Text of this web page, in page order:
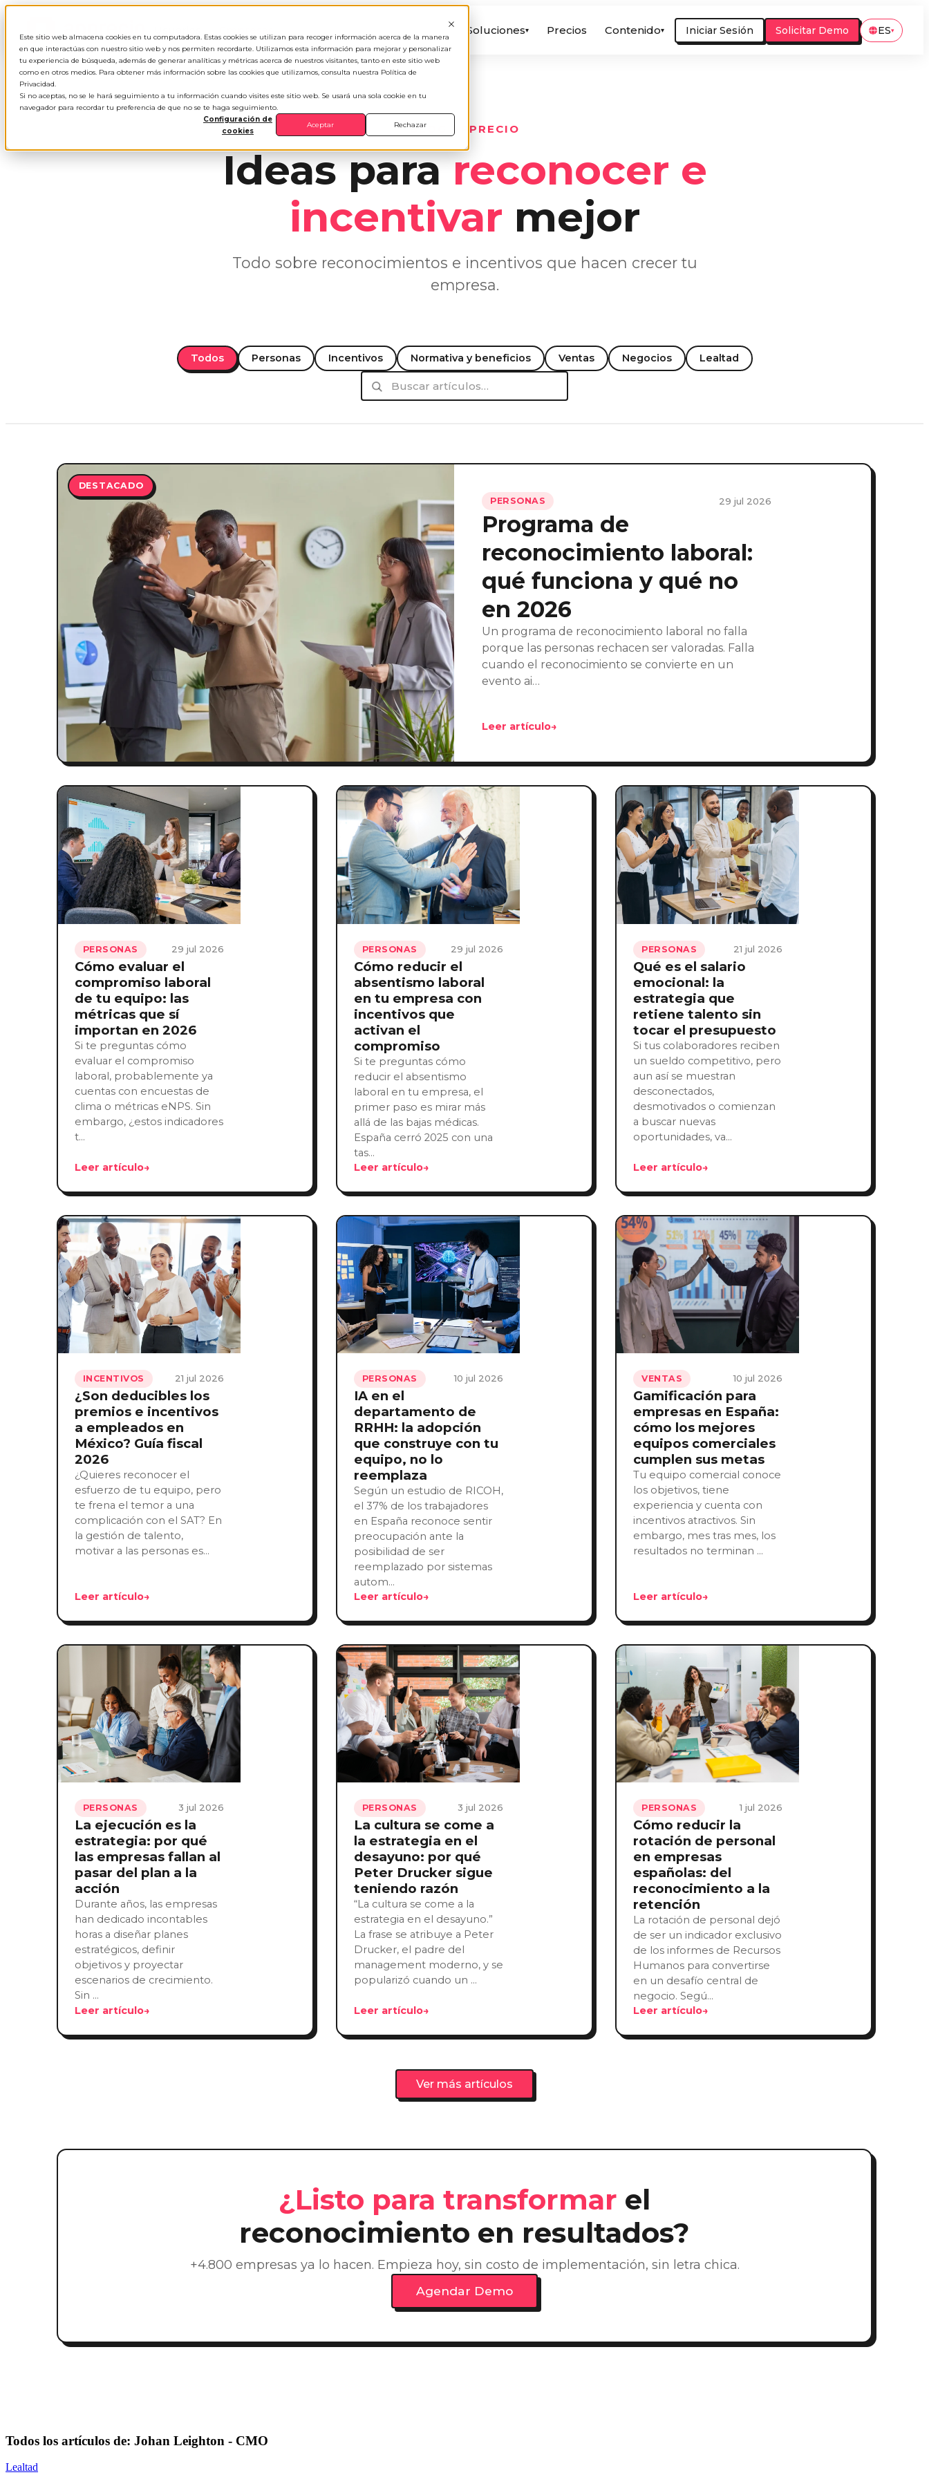
Este sitio web almacena cookies en tu computadora. Estas cookies se utilizan para recoger información acerca de la manera
en que interactúas con nuestro sitio web y nos permiten recordarte. Utilizamos esta información para mejorar y personalizar
tu experiencia de búsqueda, además de generar analíticas y métricas acerca de nuestros visitantes, tanto en este sitio web
como en otros medios. Para obtener más información sobre las cookies que utilizamos, consulta nuestra Política de
Privacidad.
Si no aceptas, no se le hará seguimiento a tu información cuando visites este sitio web. Se usará una sola cookie en tu
navegador para recordar tu preferencia de que no se te haga seguimiento.
Configuración de
cookies
Aceptar Rechazar
Soluciones▾ Precios Contenido▾ Iniciar Sesión Solicitar Demo ES▾
BLOG APPRECIO
Ideas parareconocer e
incentivar mejor
Todo sobre reconocimientos e incentivos que hacen crecer tu
empresa.
Todos Personas Incentivos Normativa y beneficios Ventas Negocios Lealtad
DESTACADO
PERSONAS
29 jul 2026
Programa de
reconocimiento laboral:
qué funciona y qué no
en 2026
Un programa de reconocimiento laboral no falla
porque las personas rechacen ser valoradas. Falla
cuando el reconocimiento se convierte en un
evento ai…
Leer artículo→
PERSONAS 29 jul 2026
Cómo evaluar el
compromiso laboral
de tu equipo: las
métricas que sí
importan en 2026
Si te preguntas cómo
evaluar el compromiso
laboral, probablemente ya
cuentas con encuestas de
clima o métricas eNPS. Sin
embargo, ¿estos indicadores
t…
Leer artículo→
PERSONAS 29 jul 2026
Cómo reducir el
absentismo laboral
en tu empresa con
incentivos que
activan el
compromiso
Si te preguntas cómo
reducir el absentismo
laboral en tu empresa, el
primer paso es mirar más
allá de las bajas médicas.
España cerró 2025 con una
tas…
Leer artículo→
PERSONAS 21 jul 2026
Qué es el salario
emocional: la
estrategia que
retiene talento sin
tocar el presupuesto
Si tus colaboradores reciben
un sueldo competitivo, pero
aun así se muestran
desconectados,
desmotivados o comienzan
a buscar nuevas
oportunidades, va…
Leer artículo→
INCENTIVOS 21 jul 2026
¿Son deducibles los
premios e incentivos
a empleados en
México? Guía fiscal
2026
¿Quieres reconocer el
esfuerzo de tu equipo, pero
te frena el temor a una
complicación con el SAT? En
la gestión de talento,
motivar a las personas es…
Leer artículo→
PERSONAS 10 jul 2026
IA en el
departamento de
RRHH: la adopción
que construye con tu
equipo, no lo
reemplaza
Según un estudio de RICOH,
el 37% de los trabajadores
en España reconoce sentir
preocupación ante la
posibilidad de ser
reemplazado por sistemas
autom…
Leer artículo→
VENTAS 10 jul 2026
Gamificación para
empresas en España:
cómo los mejores
equipos comerciales
cumplen sus metas
Tu equipo comercial conoce
los objetivos, tiene
experiencia y cuenta con
incentivos atractivos. Sin
embargo, mes tras mes, los
resultados no terminan …
Leer artículo→
PERSONAS 3 jul 2026
La ejecución es la
estrategia: por qué
las empresas fallan al
pasar del plan a la
acción
Durante años, las empresas
han dedicado incontables
horas a diseñar planes
estratégicos, definir
objetivos y proyectar
escenarios de crecimiento.
Sin …
Leer artículo→
PERSONAS 3 jul 2026
La cultura se come a
la estrategia en el
desayuno: por qué
Peter Drucker sigue
teniendo razón
“La cultura se come a la
estrategia en el desayuno.”
La frase se atribuye a Peter
Drucker, el padre del
management moderno, y se
popularizó cuando un …
Leer artículo→
PERSONAS 1 jul 2026
Cómo reducir la
rotación de personal
en empresas
españolas: del
reconocimiento a la
retención
La rotación de personal dejó
de ser un indicador exclusivo
de los informes de Recursos
Humanos para convertirse
en un desafío central de
negocio. Segú…
Leer artículo→
Ver más artículos
¿Listo para transformar el
reconocimiento en resultados?
+4.800 empresas ya lo hacen. Empieza hoy, sin costo de implementación, sin letra chica.
Agendar Demo
Todos los artículos de: Johan Leighton - CMO
Lealtad